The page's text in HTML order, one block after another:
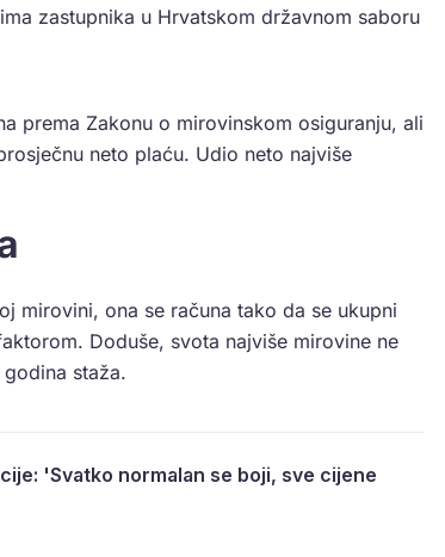
zastupnika u Hrvatskom državnom saboru
prema Zakonu o mirovinskom osiguranju, ali
neto plaću. Udio neto najviše
mirovini, ona se računa tako da se ukupni
Doduše, svota najviše mirovine ne
staža.
'Svatko normalan se boji, sve cijene